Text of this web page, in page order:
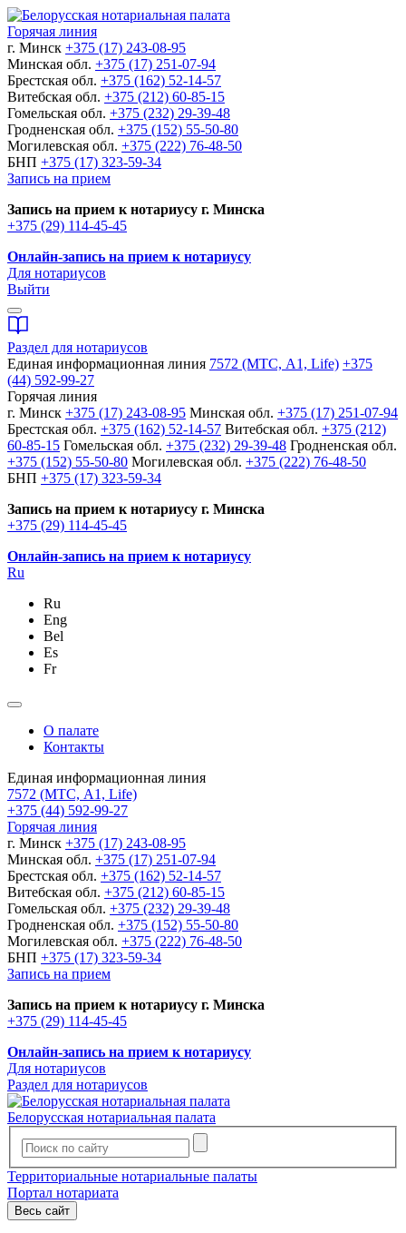
Горячая линия
г. Минск +375 (17) 243-08-95
Минская обл. +375 (17) 251-07-94
Брестская обл. +375 (162) 52-14-57
Витебская обл. +375 (212) 60-85-15
Гомельская обл. +375 (232) 29-39-48
Гродненская обл. +375 (152) 55-50-80
Могилевская обл. +375 (222) 76-48-50
БНП +375 (17) 323-59-34
Запись на прием
Запись на прием к нотариусу г. Минска
+375 (29) 114-45-45
Онлайн-запись на прием к нотариусу
Для нотариусов
Выйти
Раздел для нотариусов
Единая информационная линия 7572 (МТС, A1, Life) +375
(44) 592-99-27
Горячая линия
г. Минск +375 (17) 243-08-95 Минская обл. +375 (17) 251-07-94
Брестская обл. +375 (162) 52-14-57 Витебская обл. +375 (212)
60-85-15 Гомельская обл. +375 (232) 29-39-48 Гродненская обл.
+375 (152) 55-50-80 Могилевская обл. +375 (222) 76-48-50
БНП +375 (17) 323-59-34
Запись на прием к нотариусу г. Минска
+375 (29) 114-45-45
Онлайн-запись на прием к нотариусу
Ru
Ru
Eng
Bel
Es
Fr
О палате
Контакты
Единая информационная линия
7572 (МТС, A1, Life)
+375 (44) 592-99-27
Горячая линия
г. Минск +375 (17) 243-08-95
Минская обл. +375 (17) 251-07-94
Брестская обл. +375 (162) 52-14-57
Витебская обл. +375 (212) 60-85-15
Гомельская обл. +375 (232) 29-39-48
Гродненская обл. +375 (152) 55-50-80
Могилевская обл. +375 (222) 76-48-50
БНП +375 (17) 323-59-34
Запись на прием
Запись на прием к нотариусу г. Минска
+375 (29) 114-45-45
Онлайн-запись на прием к нотариусу
Для нотариусов
Раздел для нотариусов
Белорусская нотариальная палата
Территориальные нотариальные палаты
Портал нотариата
Весь сайт